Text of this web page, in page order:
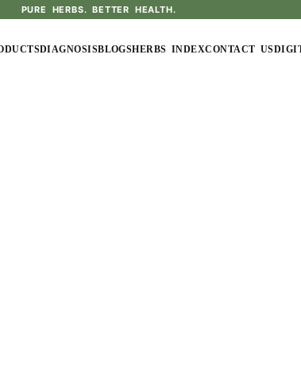
PURE HERBS. BETTER HEALTH.
DIAGNOSISBLOGSHERBS INDEXCONTACT US